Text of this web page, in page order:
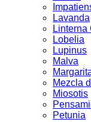
Lavanda
Linterna
Lobelia
Lupinus
Malva
Mezcla
Miosotis
Petunia